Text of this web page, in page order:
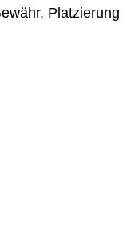
Platzierung